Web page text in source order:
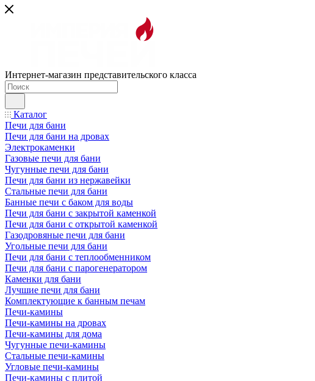
Интернет-магазин представительского класса
Каталог
Печи для бани
Печи для бани на дровах
Электрокаменки
Газовые печи для бани
Чугунные печи для бани
Печи для бани из нержавейки
Стальные печи для бани
Банные печи с баком для воды
Печи для бани с закрытой каменкой
Печи для бани с открытой каменкой
Газодровяные печи для бани
Угольные печи для бани
Печи для бани с теплообменником
Печи для бани с парогенератором
Каменки для бани
Лучшие печи для бани
Комплектующие к банным печам
Печи-камины
Печи-камины на дровах
Печи-камины для дома
Чугунные печи-камины
Стальные печи-камины
Угловые печи-камины
Печи-камины с плитой